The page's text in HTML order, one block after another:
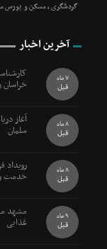
گردشگری ، مسکن و بورس
آخرین اخبار
خراسان 7 ماه
قبل
آغاز
سلمان 8 ماه
قبل
خدمت و 8 ماه
قبل
غذایی 9 ماه
قبل